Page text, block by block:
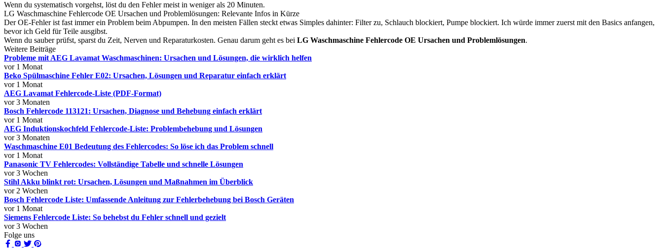
Wenn du systematisch vorgehst, löst du den Fehler meist in weniger als 20 Minuten.
LG Waschmaschine Fehlercode OE Ursachen und Problemlösungen: Relevante Infos in Kürze
Der OE-Fehler ist fast immer ein Problem beim Abpumpen. In den meisten Fällen steckt etwas Simples dahinter: Filter zu, Schlauch blockiert, Pumpe blockiert. Ich würde immer zuerst mit den Basics anfangen,
bevor ich Geld für Teile ausgibst.
Wenn du sauber prüfst, sparst du Zeit, Nerven und Reparaturkosten. Genau darum geht es bei LG Waschmaschine Fehlercode OE Ursachen und Problemlösungen.
Weitere Beiträge
Probleme mit AEG Lavamat Waschmaschinen: Ursachen und Lösungen, die wirklich helfen
vor 1 Monat
Beko Spülmaschine Fehler E02: Ursachen, Lösungen und Reparatur einfach erklärt
vor 1 Monat
AEG Lavamat Fehlercode-Liste (PDF-Format)
vor 3 Monaten
Bosch Fehlercode 113121: Ursachen, Diagnose und Behebung einfach erklärt
vor 1 Monat
AEG Induktionskochfeld Fehlercode-Liste: Problembehebung und Lösungen
vor 3 Monaten
Waschmaschine E01 Bedeutung des Fehlercodes: So löse ich das Problem schnell
vor 1 Monat
Panasonic TV Fehlercodes: Vollständige Tabelle und schnelle Lösungen
vor 3 Wochen
Stihl Akku blinkt rot: Ursachen, Lösungen und Maßnahmen im Überblick
vor 2 Wochen
Bosch Fehlercode Liste: Umfassende Anleitung zur Fehlerbehebung bei Bosch Geräten
vor 1 Monat
Siemens Fehlercode Liste: So behebst du Fehler schnell und gezielt
vor 3 Wochen
Folge uns